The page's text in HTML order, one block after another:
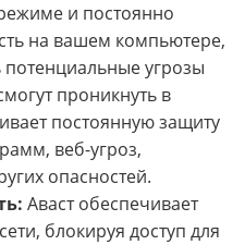
и постоянно
на вашем компьютере,
угрозы
проникнуть в
постоянную защиту
веб-угроз,
опасностей.
Аваст обеспечивает
блокируя доступ для